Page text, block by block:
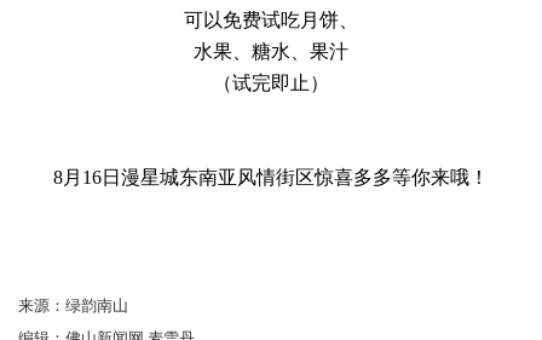
可以免费试吃月饼、
水果、糖水、果汁
（试完即止）
8月16日漫星城东南亚风情街区惊喜多多等你来哦！
来源：绿韵南山